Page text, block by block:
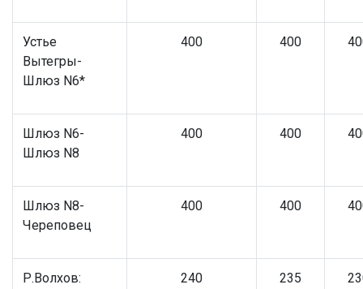
Устье
Вытегры-
Шлюз N6*
400 400
Шлюз N6-
Шлюз N8
400 400
Шлюз N8-
Череповец
400 400
Р.Волхов:
240 235